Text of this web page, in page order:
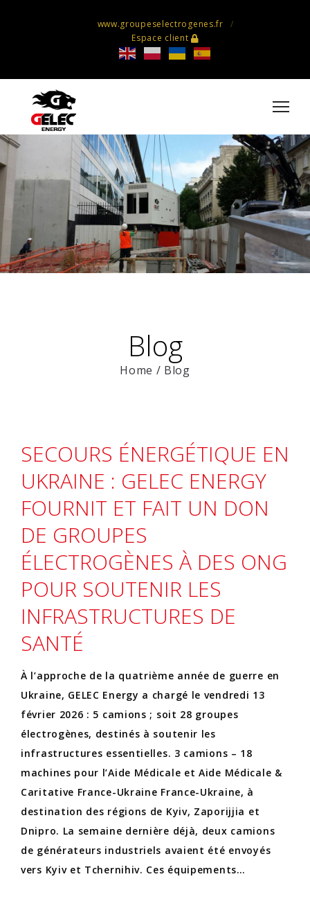
www.groupeselectrogenes.fr
Espace client
Blog
Home / Blog
SECOURS ÉNERGÉTIQUE EN
UKRAINE : GELEC ENERGY
FOURNIT ET FAIT UN DON
DE GROUPES
ÉLECTROGÈNES À DES ONG
POUR SOUTENIR LES
INFRASTRUCTURES DE
SANTÉ
À l’approche de la quatrième année de guerre en
Ukraine, GELEC Energy a chargé le vendredi 13
février 2026 : 5 camions ; soit 28 groupes
électrogènes, destinés à soutenir les
infrastructures essentielles. 3 camions – 18
machines pour l’Aide Médicale et Aide Médicale &
Caritative France-Ukrainе France-Ukraine, à
destination des régions de Kyiv, Zaporijjia et
Dnipro. La semaine dernière déjà, deux camions
de générateurs industriels avaient été envoyés
vers Kyiv et Tchernihiv. Ces équipements…